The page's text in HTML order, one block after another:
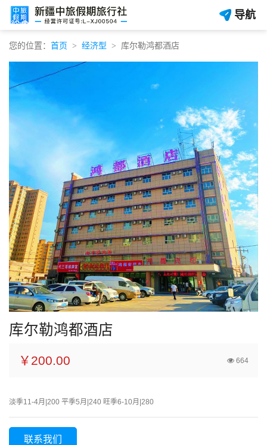
导航
您的位置： 首页 经济型 库尔勒鸿都酒店
库尔勒鸿都酒店
￥200.00 664
淡季11-4月|200 平季5月|240 旺季6-10月|280
联系我们